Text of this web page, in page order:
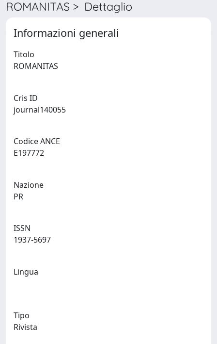
ROMANITAS > Dettaglio
Informazioni generali
Titolo
Cris ID
Codice ANCE
Nazione
ISSN
Lingua
Tipo
Rivista